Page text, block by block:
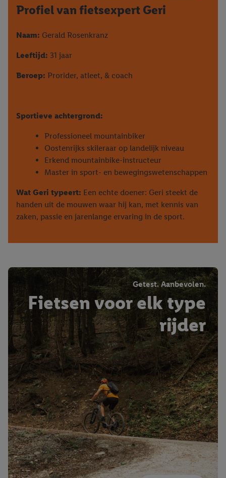
Profiel van fietsexpert Geri
Naam: Gerald Rosenkranz
Leeftijd: 31 jaar
Beroep: Prorider, atleet, & coach
Sportieve achtergrond:
Professioneel mountainbiker
Oostenrijks skileraar op landelijk niveau
Erkend mountainbike-instructeur
Master in sport- en bewegingswetenschappen
Wat Geri typeert: Een echte doener: Geri steekt de
handen uit de mouwen waar hij kan, met kennis van
zaken, passie en jarenlange ervaring in de sport.
Getest. Aanbevolen.
Fietsen voor elk type
rijder